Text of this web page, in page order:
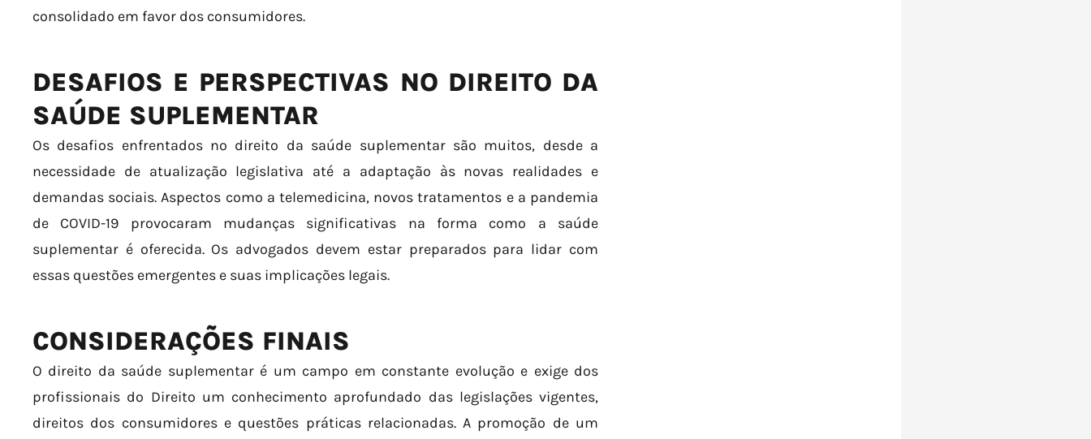
consolidado em favor dos consumidores.
DESAFIOS E PERSPECTIVAS NO DIREITO DA
SAÚDE SUPLEMENTAR
Os desafios enfrentados no direito da saúde suplementar são muitos, desde a
necessidade de atualização legislativa até a adaptação às novas realidades e
demandas sociais. Aspectos como a telemedicina, novos tratamentos e a pandemia
de COVID-19 provocaram mudanças significativas na forma como a saúde
suplementar é oferecida. Os advogados devem estar preparados para lidar com
essas questões emergentes e suas implicações legais.
CONSIDERAÇÕES FINAIS
O direito da saúde suplementar é um campo em constante evolução e exige dos
profissionais do Direito um conhecimento aprofundado das legislações vigentes,
direitos dos consumidores e questões práticas relacionadas. A promoção de um